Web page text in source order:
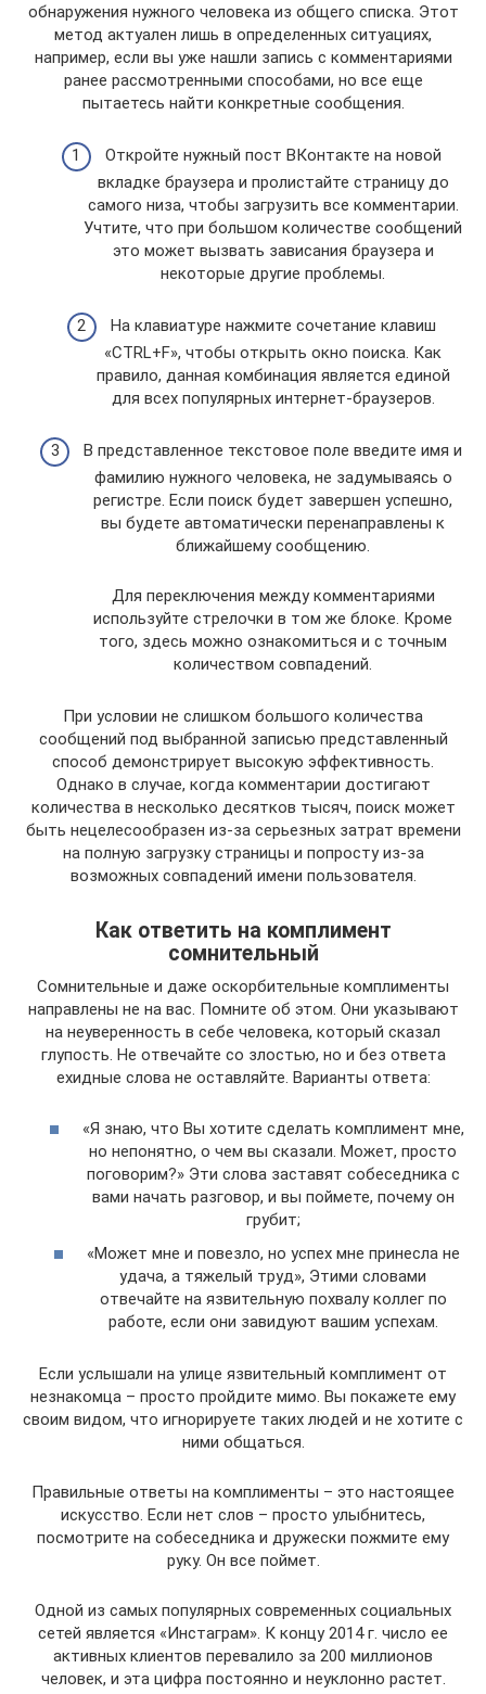
обнаружения нужного человека из общего списка. Этот
метод актуален лишь в определенных ситуациях,
например, если вы уже нашли запись с комментариями
ранее рассмотренными способами, но все еще
пытаетесь найти конкретные сообщения.
Откройте нужный пост ВКонтакте на новой
вкладке браузера и пролистайте страницу до
самого низа, чтобы загрузить все комментарии.
Учтите, что при большом количестве сообщений
это может вызвать зависания браузера и
некоторые другие проблемы.
На клавиатуре нажмите сочетание клавиш
«CTRL+F», чтобы открыть окно поиска. Как
правило, данная комбинация является единой
для всех популярных интернет-браузеров.
В представленное текстовое поле введите имя и
фамилию нужного человека, не задумываясь о
регистре. Если поиск будет завершен успешно,
вы будете автоматически перенаправлены к
ближайшему сообщению.
Для переключения между комментариями
используйте стрелочки в том же блоке. Кроме
того, здесь можно ознакомиться и с точным
количеством совпадений.
При условии не слишком большого количества
сообщений под выбранной записью представленный
способ демонстрирует высокую эффективность.
Однако в случае, когда комментарии достигают
количества в несколько десятков тысяч, поиск может
быть нецелесообразен из-за серьезных затрат времени
на полную загрузку страницы и попросту из-за
возможных совпадений имени пользователя.
Как ответить на комплимент
сомнительный
Сомнительные и даже оскорбительные комплименты
направлены не на вас. Помните об этом. Они указывают
на неуверенность в себе человека, который сказал
глупость. Не отвечайте со злостью, но и без ответа
ехидные слова не оставляйте. Варианты ответа:
«Я знаю, что Вы хотите сделать комплимент мне,
но непонятно, о чем вы сказали. Может, просто
поговорим?» Эти слова заставят собеседника с
вами начать разговор, и вы поймете, почему он
грубит;
«Может мне и повезло, но успех мне принесла не
удача, а тяжелый труд», Этими словами
отвечайте на язвительную похвалу коллег по
работе, если они завидуют вашим успехам.
Если услышали на улице язвительный комплимент от
незнакомца – просто пройдите мимо. Вы покажете ему
своим видом, что игнорируете таких людей и не хотите с
ними общаться.
Правильные ответы на комплименты – это настоящее
искусство. Если нет слов – просто улыбнитесь,
посмотрите на собеседника и дружески пожмите ему
руку. Он все поймет.
Одной из самых популярных современных социальных
сетей является «Инстаграм». К концу 2014 г. число ее
активных клиентов перевалило за 200 миллионов
человек, и эта цифра постоянно и неуклонно растет.